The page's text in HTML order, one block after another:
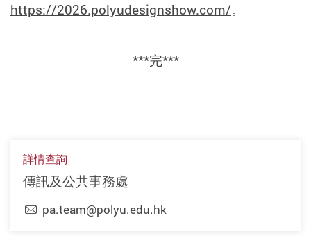
https://2026.polyudesignshow.com/。
***完***
詳情查詢
傳訊及公共事務處
pa.team@polyu.edu.hk